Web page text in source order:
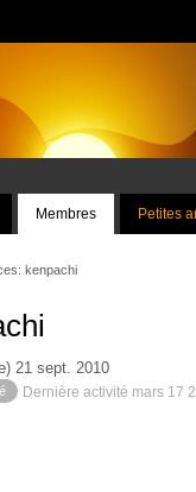
Membres Petites
kenpachi
21 sept. 2010
Dernière activité mars 17